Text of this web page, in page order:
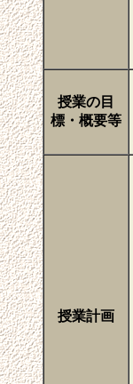
授業の目
標・概要等
授業計画